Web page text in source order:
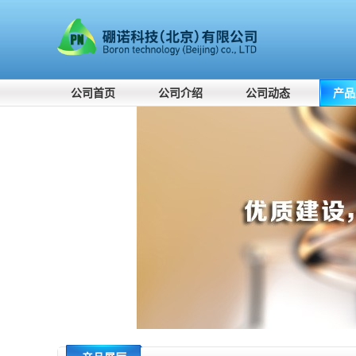
公司首页 公司介绍 公司动态 产